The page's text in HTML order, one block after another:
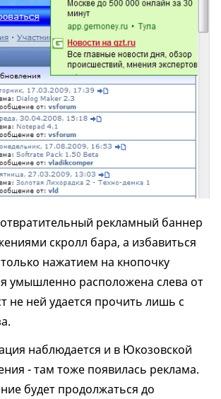
рекламный баннер
скролл бара, а избавиться
нажатием на кнопочку
умышленно расположена слева от
не ней удается прочить лишь с
наблюдается и в Юкозовской
- там тоже появилась реклама.
будет продолжаться до